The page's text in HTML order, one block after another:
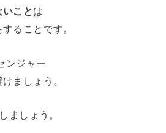
ことは
ることです。
ンジャー
ましょう。
ましょう。